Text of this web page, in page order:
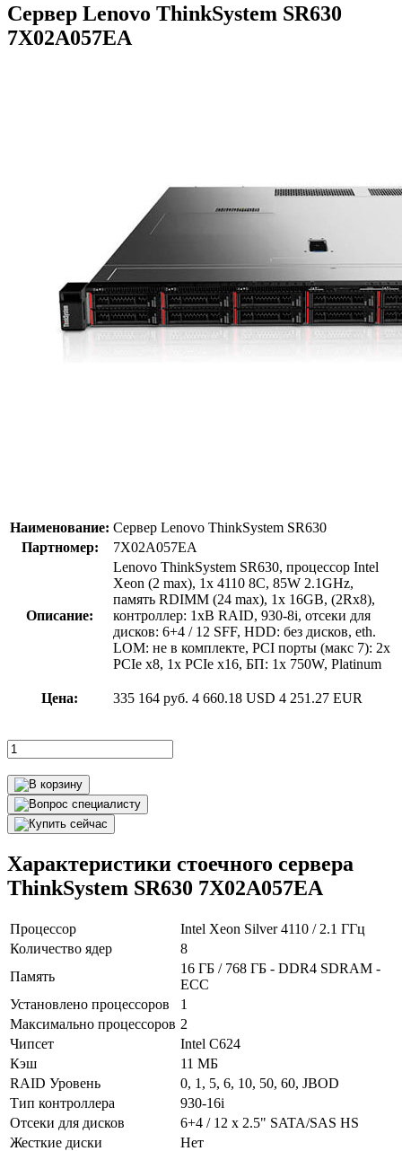
Сервер Lenovo ThinkSystem SR630
7X02A057EA
Наименование: Сервер Lenovo ThinkSystem SR630
Партномер:
7X02A057EA
Описание:
Lenovo ThinkSystem SR630, процессор Intel
Xeon (2 max), 1x 4110 8C, 85W 2.1GHz,
память RDIMM (24 max), 1x 16GB, (2Rx8),
контроллер: 1xВ RAID, 930-8i, отсеки для
дисков: 6+4 / 12 SFF, HDD: без дисков, eth.
LOM: не в комплекте, PCI порты (макс 7): 2x
PCIe x8, 1x PCIe x16, БП: 1x 750W, Platinum
Цена: 335 164 руб. 4 660.18 USD 4 251.27 EUR
Характеристики стоечного сервера
ThinkSystem SR630 7X02A057EA
Процессор
Intel Xeon Silver 4110 / 2.1 ГГц
Количество ядер
8
Память
16 ГБ / 768 ГБ - DDR4 SDRAM -
ECC
Установлено процессоров
1
Максимально процессоров 2
Чипсет
Intel C624
Кэш
11 МБ
RAID Уровень
0, 1, 5, 6, 10, 50, 60, JBOD
Тип контроллера
930-16i
Отсеки для дисков
6+4 / 12 x 2.5" SATA/SAS HS
Жесткие диски
Нет